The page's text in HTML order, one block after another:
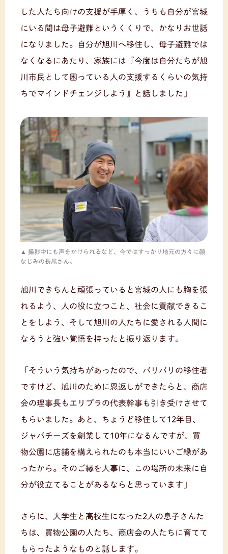
した人たち向けの支援が手厚く、うちも自分が宮城
にいる間は母子避難というくくりで、かなりお世話
になりました。自分が旭川へ移住し、母子避難では
なくなるにあたり、家族には『今度は自分たちが旭
川市民として困っている人の支援するくらいの気持
ちでマインドチェンジしよう』と話しました」
撮影中にも声をかけられるなど、今ではすっかり地元の方々に顔
なじみの長尾さん。
旭川できちんと頑張っていると宮城の人にも胸を張
れるよう、人の役に立つこと、社会に貢献できるこ
とをしよう、そして旭川の人たちに愛される人間に
なろうと強い覚悟を持ったと振り返ります。
「そういう気持ちがあったので、バリバリの移住者
ですけど、旭川のために恩返しができたらと、商店
会の理事長もエリプラの代表幹事も引き受けさせて
もらいました。あと、ちょうど移住して12年目、
ジャパチーズを創業して10年になるんですが、買
物公園に店舗を構えられたのも本当にいいご縁があ
ったから。そのご縁を大事に、この場所の未来に自
分が役立てることがあるならと思っています」
さらに、大学生と高校生になった2人の息子さんた
ちは、買物公園の人たち、商店会の人たちに育てて
もらったようなものと話します。